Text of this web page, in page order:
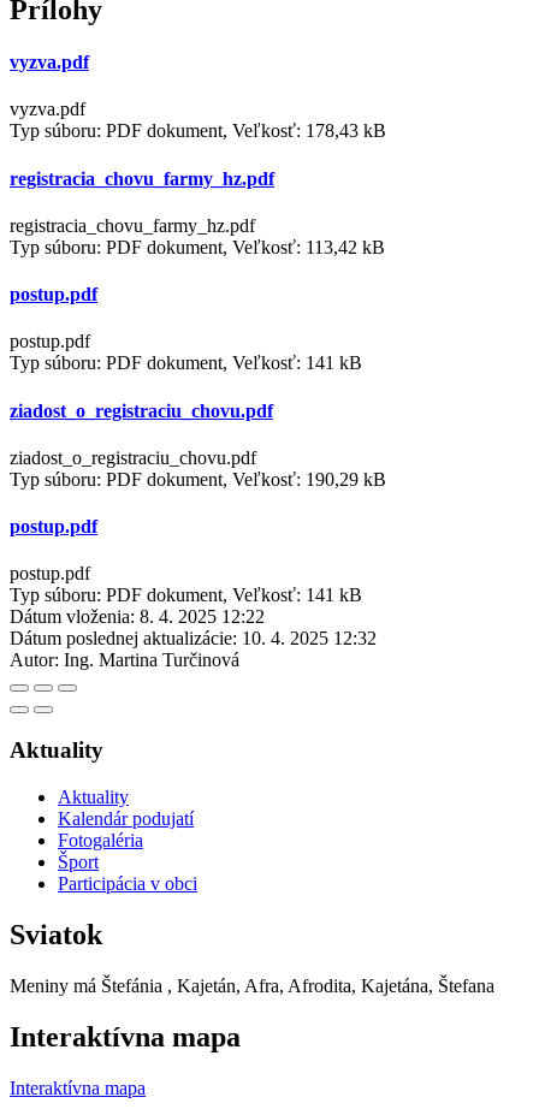
Prílohy
vyzva.pdf
vyzva.pdf
Typ súboru: PDF dokument, Veľkosť: 178,43 kB
registracia_chovu_farmy_hz.pdf
registracia_chovu_farmy_hz.pdf
Typ súboru: PDF dokument, Veľkosť: 113,42 kB
postup.pdf
postup.pdf
Typ súboru: PDF dokument, Veľkosť: 141 kB
ziadost_o_registraciu_chovu.pdf
ziadost_o_registraciu_chovu.pdf
Typ súboru: PDF dokument, Veľkosť: 190,29 kB
postup.pdf
postup.pdf
Typ súboru: PDF dokument, Veľkosť: 141 kB
Dátum vloženia: 8. 4. 2025 12:22
Dátum poslednej aktualizácie: 10. 4. 2025 12:32
Autor: Ing. Martina Turčinová
Aktuality
Aktuality
Kalendár podujatí
Fotogaléria
Šport
Participácia v obci
Sviatok
Meniny má Štefánia , Kajetán, Afra, Afrodita, Kajetána, Štefana
Interaktívna mapa
Interaktívna mapa